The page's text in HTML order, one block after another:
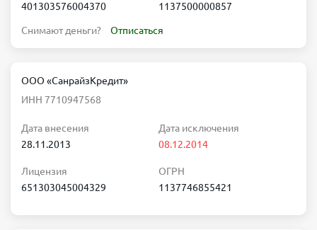
401303576004370
1137500000857
Снимают деньги? Отписаться
ООО «СанрайзКредит»
ИНН 7710947568
Дата внесения
28.11.2013
Дата исключения
08.12.2014
Лицензия
651303045004329
ОГРН
1137746855421